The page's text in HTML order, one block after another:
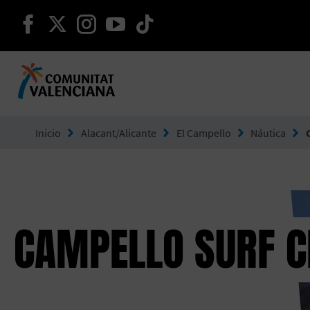
seguir en facebook
seguir en twitter
seguir en instagram
seguir en youtube
Inicio Alacant/Alicante El Campello Náutica
CAMPELLO SURF